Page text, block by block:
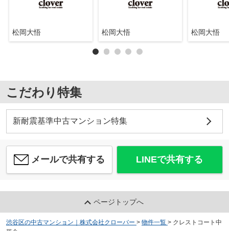
松岡大悟 松岡大悟 松岡大悟
こだわり特集
新耐震基準中古マンション特集
メールで共有する LINEで共有する
ページトップへ
渋谷区の中古マンション｜株式会社クローバー > 物件一覧 > クレストコート中